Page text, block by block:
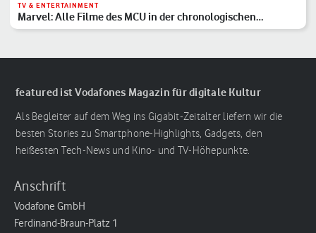
TV & ENTERTAINMENT
Marvel: Alle Filme des MCU in der chronologischen
Reihenfolge
featured ist Vodafones Magazin für digitale Kultur
Als Begleiter auf dem Weg ins Gigabit-Zeitalter liefern wir die
besten Stories zu Smartphone-Highlights, Gadgets, den
heißesten Tech-News und Kino- und TV-Höhepunkte.
Anschrift
Vodafone GmbH
Ferdinand-Braun-Platz 1